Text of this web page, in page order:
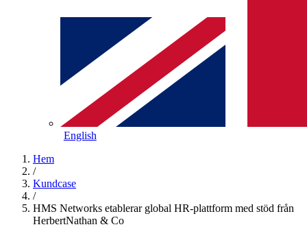
English
Hem
/
Kundcase
/
HMS Networks etablerar global HR-plattform med stöd från
HerbertNathan & Co